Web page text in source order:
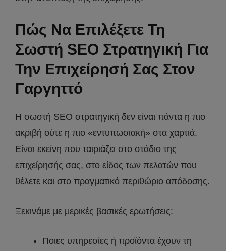
Πώς Να Επιλέξετε Τη
Σωστή SEO Στρατηγική Για
Την Επιχείρησή Σας Στον
Γαργηττό
Η σωστή SEO στρατηγική δεν είναι πάντα η πιο
ακριβή ούτε η πιο «εντυπωσιακή» στα χαρτιά.
Είναι εκείνη που ταιριάζει στο στάδιο της
επιχείρησής σας, στο είδος των πελατών που
θέλετε και στο πραγματικό περιθώριο απόδοσης.
Ξεκινάμε με μερικές βασικές ερωτήσεις:
Ποιες υπηρεσίες ή προϊόντα έχουν τη